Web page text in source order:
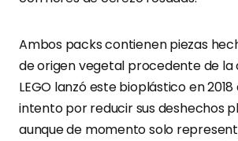
Ambos packs contienen piezas
de origen vegetal procedente de la
LEGO lanzó este bioplástico en
intento por reducir sus deshechos
aunque de momento solo